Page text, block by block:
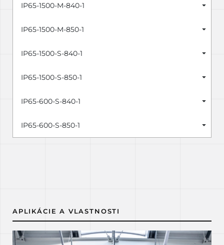
IP65-1500-M-840-1
IP65-1500-M-850-1
IP65-1500-S-840-1
IP65-1500-S-850-1
IP65-600-S-840-1
IP65-600-S-850-1
APLIKÁCIE A VLASTNOSTI